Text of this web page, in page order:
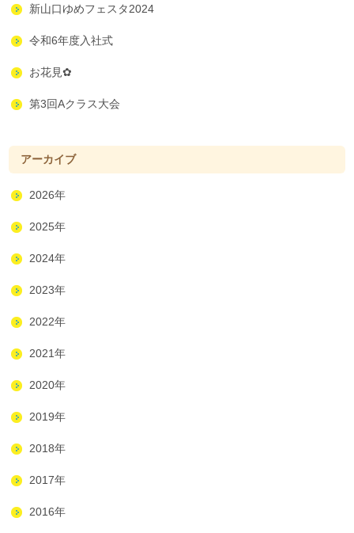
新山口ゆめフェスタ2024
令和6年度入社式
お花見✿
第3回Aクラス大会
アーカイブ
2026年
2025年
2024年
2023年
2022年
2021年
2020年
2019年
2018年
2017年
2016年